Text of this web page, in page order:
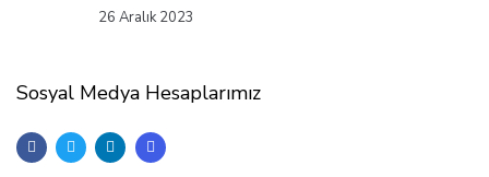
26 Aralık 2023
Sosyal Medya Hesaplarımız